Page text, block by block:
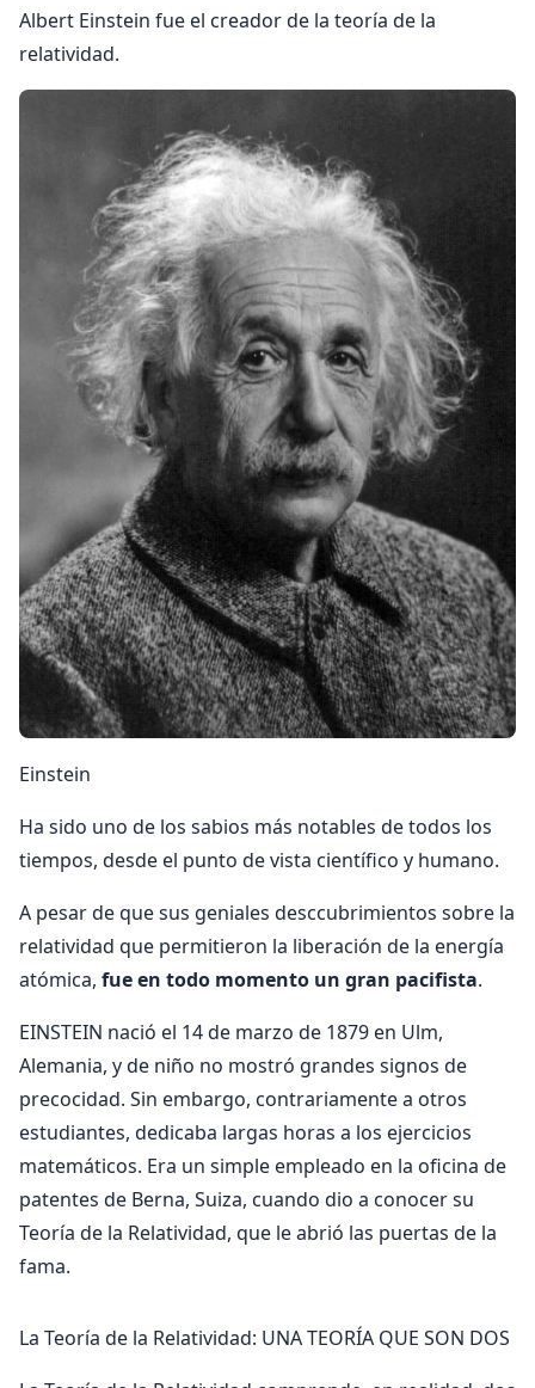
Albert Einstein fue el creador de la teoría de la
relatividad.
Einstein
Ha sido uno de los sabios más notables de todos los
tiempos, desde el punto de vista científico y humano.
A pesar de que sus geniales desccubrimientos sobre la
relatividad que permitieron la liberación de la energía
atómica, fue en todo momento un gran pacifista.
EINSTEIN nació el 14 de marzo de 1879 en Ulm,
Alemania, y de niño no mostró grandes signos de
precocidad. Sin embargo, contrariamente a otros
estudiantes, dedicaba largas horas a los ejercicios
matemáticos. Era un simple empleado en la oficina de
patentes de Berna, Suiza, cuando dio a conocer su
Teoría de la Relatividad, que le abrió las puertas de la
fama.
La Teoría de la Relatividad: UNA TEORÍA QUE SON DOS